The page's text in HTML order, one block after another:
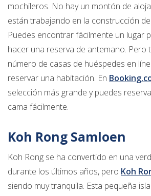
mochileros. No hay un montón de
están trabajando en la construcción
Puedes encontrar fácilmente un lugar
hacer una reserva de antemano. Pero
número de casas de huéspedes en
reservar una habitación. En
selección más grande y puedes
cama fácilmente.
Koh Rong Samloen
Koh Rong se ha convertido en una
durante los últimos años, pero Koh
siendo muy tranquila. Esta pequeña